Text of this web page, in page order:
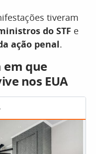
tiveram
do STF e
ação penal.
em que
nos EUA